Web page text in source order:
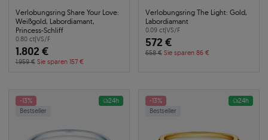
Verlobungsring Share Your Love:
Weißgold, Labordiamant,
Princess-Schliff
0.80 ct|VS/F
1.802 €
1.959 € Sie sparen 157 €
Verlobungsring The Light: Gold,
Labordiamant
0.09 ct|VS/F
572 €
658 € Sie sparen 86 €
-13%
Bestseller
24h
-13%
Bestseller
24h